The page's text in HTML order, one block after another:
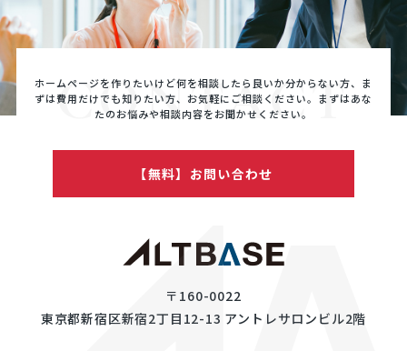
人情報を第三者に開示いたしません。
・お客さまの同意がある場合
社が業務を委託する業者に対して開示する場合
・法令に基づき開示することが必要である場合
＜個人情報の安全対策＞
当社は、個人情報の正確性及び安全性確保のため
に、セキュリティに万全の対策を講じています。
＜ご本人の照会＞
お客さまがご本人の個人情報の照会・修正・削除な
認の上、対応させていただきます。
CONTACT
ホームページを作りたいけど何を相談したら良いか分からない方、ま
ずは費用だけでも知りたい方、 お気軽にご相談ください。まずはあな
たのお悩みや相談内容をお聞かせください。
【無料】お問い合わせ
〒160-0022
東京都新宿区新宿2丁目12-13 アントレサロンビル2階